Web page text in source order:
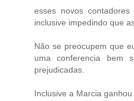
esses novos
inclusive impedindo que
Não se preocupem que
uma conferencia bem
prejudicadas.
Inclusive a Marcia